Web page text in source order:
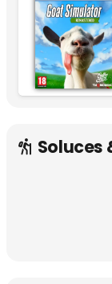
Soluces